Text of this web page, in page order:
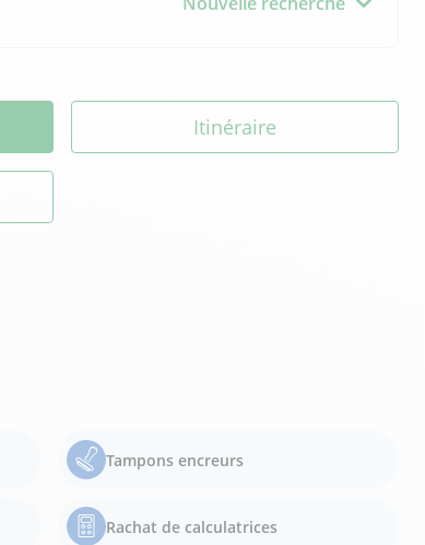
Itinéraire
Tampons encreurs
Rachat de calculatrices